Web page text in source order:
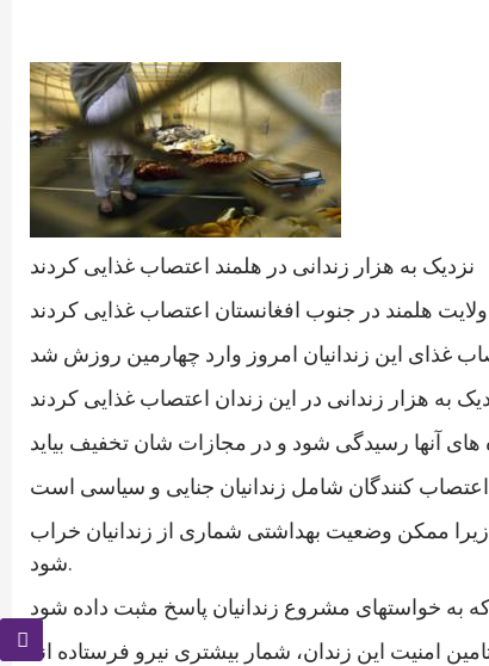
نزدیک به هزار زندانی در هلمند اعتصاب غذایی کردند
زیرا ممکن وضعیت بهداشتی شماری از زندانیان خراب
شود.